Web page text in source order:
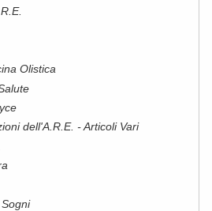
Olistica
dell'A.R.E. - Articoli Vari